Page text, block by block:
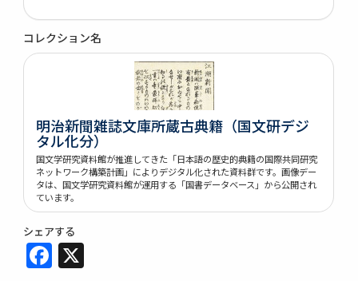
コレクション名
明治新聞雑誌文庫所蔵古典籍（国文研デジ
タル化分）
国文学研究資料館が推進してきた「日本語の歴史的典籍の国際共同研究
ネットワーク構築計画」によりデジタル化された資料群です。画像デー
タは、国文学研究資料館が運用する「国書データベース」から公開され
ています。
シェアする
Facebook